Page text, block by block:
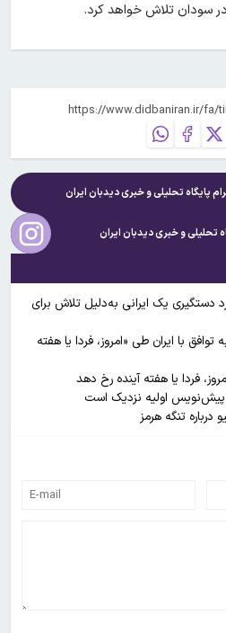
در سودان تلاش خواهد کرد.
پایگاه تحلیلی و خبریدیدبان ایران
تحلیلی و خبریدیدبان ایران
دستگیری یک ایرانی به‌دلیل تلاش برای
توافق با ایران طی «امروز، فردا یا هفته
فردا یا هفته آینده رخ دهد
پیش‌نویس اولیه نزدیک است
تنگه هرمز